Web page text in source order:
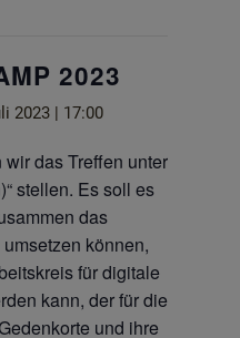
2023
2023 | 17:00
das Treffen unter
stellen. Es soll es
das
können,
für digitale
kann, der für die
und ihre